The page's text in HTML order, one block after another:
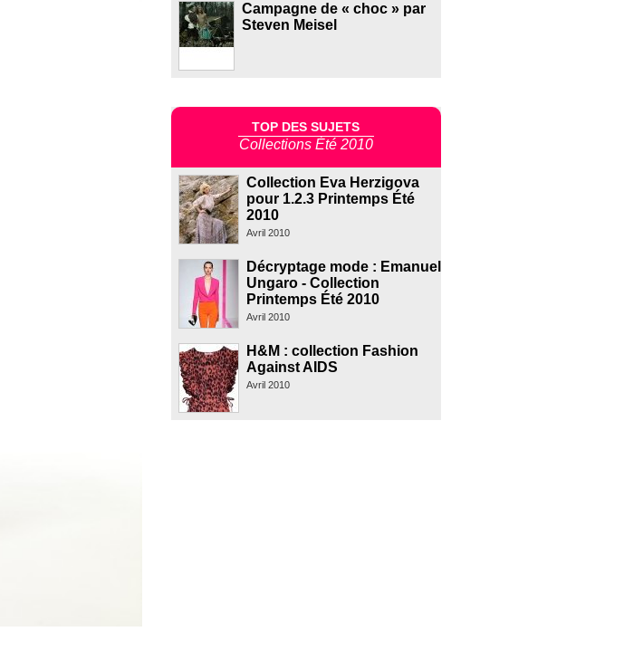
Campagne de « choc » par
Steven Meisel
TOP DES SUJETS
Collections Été 2010
Collection Eva Herzigova
pour 1.2.3 Printemps Été
2010
Avril 2010
Décryptage mode : Emanuel
Ungaro - Collection
Printemps Été 2010
Avril 2010
H&M : collection Fashion
Against AIDS
Avril 2010